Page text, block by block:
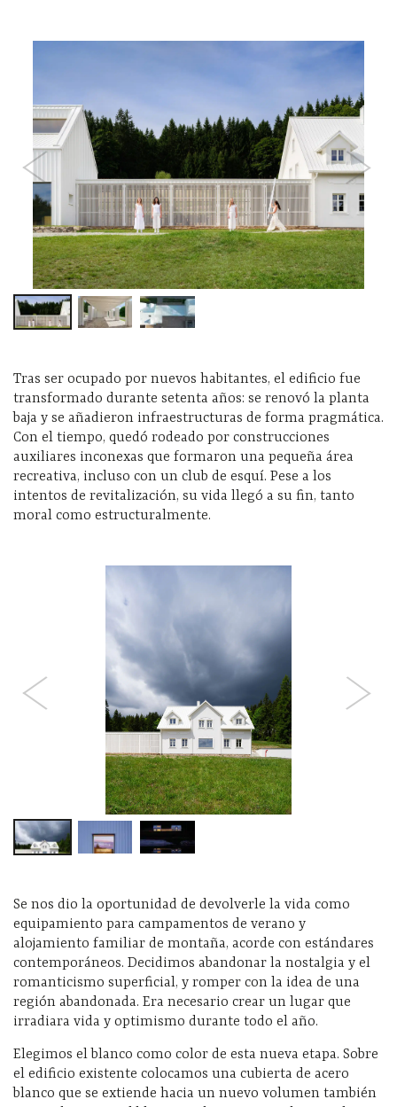
Tras ser ocupado por nuevos habitantes, el edificio fue
transformado durante setenta años: se renovó la planta
baja y se añadieron infraestructuras de forma pragmática.
Con el tiempo, quedó rodeado por construcciones
auxiliares inconexas que formaron una pequeña área
recreativa, incluso con un club de esquí. Pese a los
intentos de revitalización, su vida llegó a su fin, tanto
moral como estructuralmente.
Se nos dio la oportunidad de devolverle la vida como
equipamiento para campamentos de verano y
alojamiento familiar de montaña, acorde con estándares
contemporáneos. Decidimos abandonar la nostalgia y el
romanticismo superficial, y romper con la idea de una
región abandonada. Era necesario crear un lugar que
irradiara vida y optimismo durante todo el año.
Elegimos el blanco como color de esta nueva etapa. Sobre
el edificio existente colocamos una cubierta de acero
blanco que se extiende hacia un nuevo volumen también